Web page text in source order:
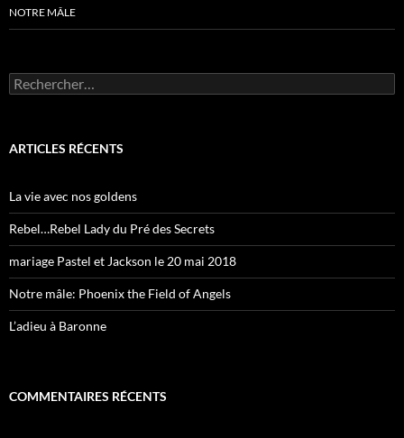
NOTRE MÂLE
Rechercher :
ARTICLES RÉCENTS
La vie avec nos goldens
Rebel…Rebel Lady du Pré des Secrets
mariage Pastel et Jackson le 20 mai 2018
Notre mâle: Phoenix the Field of Angels
L’adieu à Baronne
COMMENTAIRES RÉCENTS